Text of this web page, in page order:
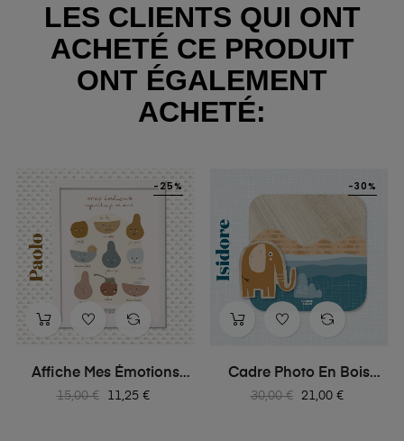
LES CLIENTS QUI ONT
ACHETÉ CE PRODUIT
ONT ÉGALEMENT
ACHETÉ:
Affiche Mes Émotions
Paolo
Prix
15,00 €
-25%
Prix
11,25 €
Cadre Photo En Bois
Isidore...
Prix
30,00 €
-30%
Prix
21,00 €